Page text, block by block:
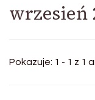
wrzesień
Pokazuje: 1 - 1 z 1